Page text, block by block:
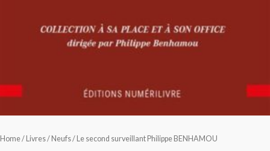
Home/ Livres/ Neufs/ Le second surveillant Philippe BENHAMOU